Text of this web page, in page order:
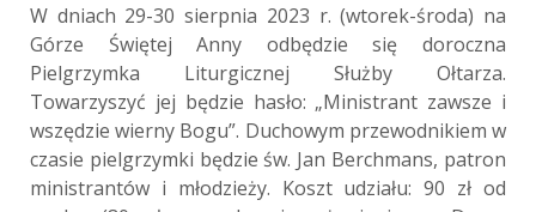
W dniach 29-30 sierpnia 2023 r. (wtorek-środa) na
Górze Świętej Anny odbędzie się doroczna
Pielgrzymka Liturgicznej Służby Ołtarza.
Towarzyszyć jej będzie hasło: „Ministrant zawsze i
wszędzie wierny Bogu”. Duchowym przewodnikiem w
czasie pielgrzymki będzie św. Jan Berchmans, patron
ministrantów i młodzieży. Koszt udziału: 90 zł od